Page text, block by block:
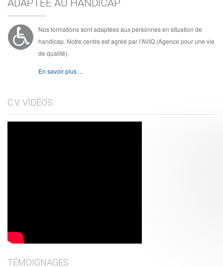
ADAPTÉE AU HANDICAP
Nos formations sont adaptées aux personnes en situation de
handicap. Notre centre est agréé par l'AVIQ (Agence pour une vie
de qualité).
En savoir plus ...
C.V. VIDÉOS
TÉMOIGNAGES